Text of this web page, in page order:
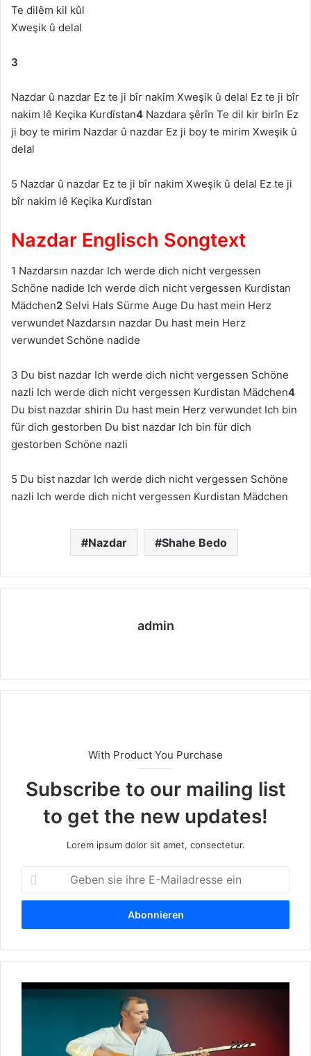
Te dilêm kil kûl
Xweşik û delal
3
Nazdar û nazdar Ez te ji bîr nakim Xweşik û delal Ez te ji bîr
nakim lê Keçika Kurdîstan4 Nazdara şêrîn Te dil kir birîn Ez
ji boy te mirim Nazdar û nazdar Ez ji boy te mirim Xweşik û
delal
5 Nazdar û nazdar Ez te ji bîr nakim Xweşik û delal Ez te ji
bîr nakim lê Keçika Kurdîstan
Nazdar Englisch Songtext
1 Nazdarsın nazdar Ich werde dich nicht vergessen
Schöne nadide Ich werde dich nicht vergessen Kurdistan
Mädchen2 Selvi Hals Sürme Auge Du hast mein Herz
verwundet Nazdarsın nazdar Du hast mein Herz
verwundet Schöne nadide
3 Du bist nazdar Ich werde dich nicht vergessen Schöne
nazli Ich werde dich nicht vergessen Kurdistan Mädchen4
Du bist nazdar shirin Du hast mein Herz verwundet Ich bin
für dich gestorben Du bist nazdar Ich bin für dich
gestorben Schöne nazli
5 Du bist nazdar Ich werde dich nicht vergessen Schöne
nazli Ich werde dich nicht vergessen Kurdistan Mädchen
Nazdar Shahe Bedo
admin
eit
With Product You Purchase
Subscribe to our mailing list
to get the new updates!
Lorem ipsum dolor sit amet, consectetur.
b
n
i
iW